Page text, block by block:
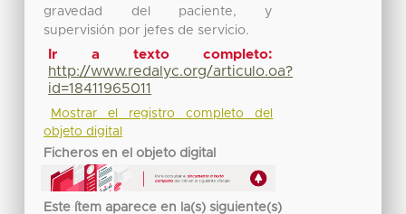
gravedad del paciente, y
supervisión por jefes de servicio.
Ir a texto completo:
http://www.redalyc.org/articulo.oa?
id=18411965011
Mostrar el registro completo del
objeto digital
Ficheros en el objeto digital
Este ítem aparece en la(s) siguiente(s)